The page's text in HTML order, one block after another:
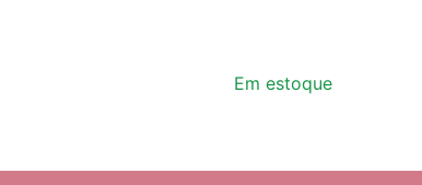
Em estoque